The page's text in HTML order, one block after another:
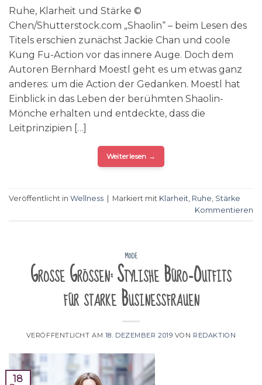
Ruhe, Klarheit und Stärke ©
Chen/Shutterstock.com „Shaolin“ – beim Lesen des
Titels erschien zunächst Jackie Chan und coole
Kung Fu-Action vor das innere Auge. Doch dem
Autoren Bernhard Moestl geht es um etwas ganz
anderes: um die Action der Gedanken. Moestl hat
Einblick in das Leben der berühmten Shaolin-
Mönche erhalten und entdeckte, dass die
Leitprinzipien […]
Weiterlesen →
Veröffentlicht in Wellness | Markiert mit Klarheit Ruhe Stärke
Kommentieren
MODE
Große Größen: Stylishe Büro-Outfits
für starke Businessfrauen
VERÖFFENTLICHT AM 18. DEZEMBER 2019 VON REDAKTION
18